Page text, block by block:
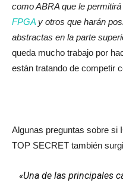
como ABRA que le
FPGA y otros que harán
abstractas en la parte
queda mucho trabajo por
están tratando de competir
Algunas preguntas sobre si
TOP SECRET también
«Una de las principales